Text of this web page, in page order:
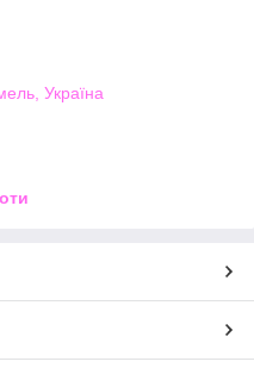
Україна